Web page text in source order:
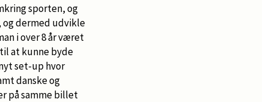
sporten, og
og dermed udvikle
i over 8 år været
at kunne byde
set-up hvor
danske og
på samme billet